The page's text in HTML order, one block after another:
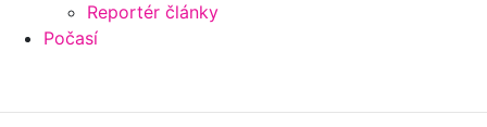
Reportér články
Počasí